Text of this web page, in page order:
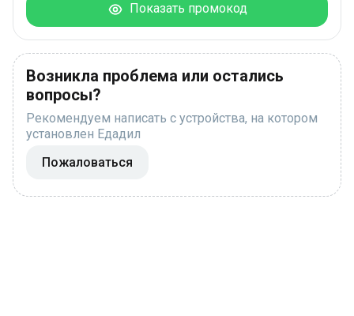
Показать промокод
Возникла проблема или остались
вопросы?
Рекомендуем написать с устройства, на котором
установлен Едадил
Пожаловаться